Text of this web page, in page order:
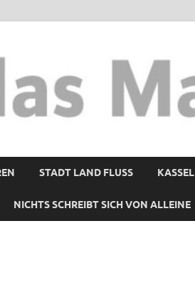
STADT LAND FLUSS KASSEL
NICHTS SCHREIBT SICH VON ALLEINE